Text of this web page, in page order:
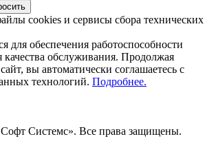
cookies и сервисы сбора технических
для обеспечения работоспособности
качества обслуживания. Продолжая
вы автоматически соглашаетесь с
технологий. Подробнее.
Системс». Все права защищены.